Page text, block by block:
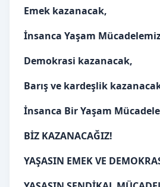
Emek kazanacak,
İnsanca Yaşam
Demokrasi kazanacak,
Barış ve kardeşlik
İnsanca Bir Yaşam
BİZ KAZANACAĞIZ!
YAŞASIN EMEK VE